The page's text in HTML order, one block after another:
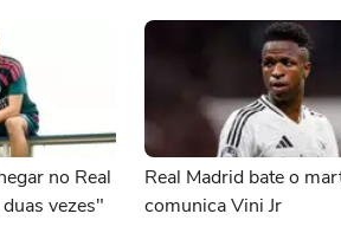
no Real
vezes"
Real Madrid bate o
comunica Vini Jr